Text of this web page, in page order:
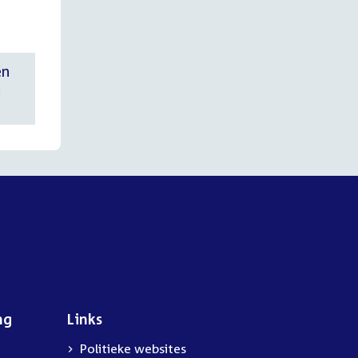
Links
Politieke websites